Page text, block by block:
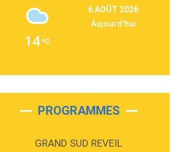
Martin Garrix & Ed Sheeran
Alex Warren
On My Soul
2:28
14
6 AOÛT 2026
Aujourd'hui
PROGRAMMES
GRAND SUD REVEIL